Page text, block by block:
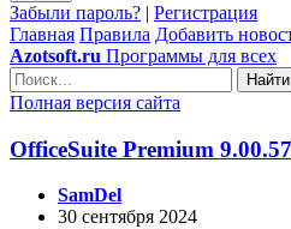
Забыли пароль? | Регистрация
Главная Правила Добавить
Azotsoft.ru Программы для всех
Найти
Полная версия сайта
OfficeSuite Premium
SamDel
30 сентября 2024